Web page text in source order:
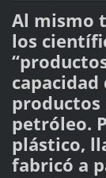
Al mismo
los
petróleo.
plástico,
fabricó a